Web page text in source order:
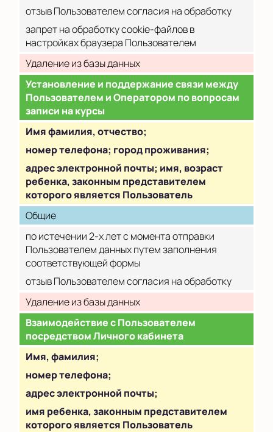
отзыв Пользователем согласия на обработку
запрет на обработку cookie-файлов в
настройках браузера Пользователем
Удаление из базы данных
Установление и поддержание связи между
Пользователем и Оператором по вопросам
записи на курсы
Имя фамилия, отчество;
номер телефона; город проживания;
адрес электронной почты; имя, возраст
ребенка, законным представителем
которого является Пользователь
Общие
по истечении 2-х лет с момента отправки
Пользователем данных путем заполнения
соответствующей формы
отзыв Пользователем согласия на обработку
Удаление из базы данных
Взаимодействие с Пользователем
посредством Личного кабинета
Имя, фамилия;
номер телефона;
адрес электронной почты;
имя ребенка, законным представителем
которого является Пользователь